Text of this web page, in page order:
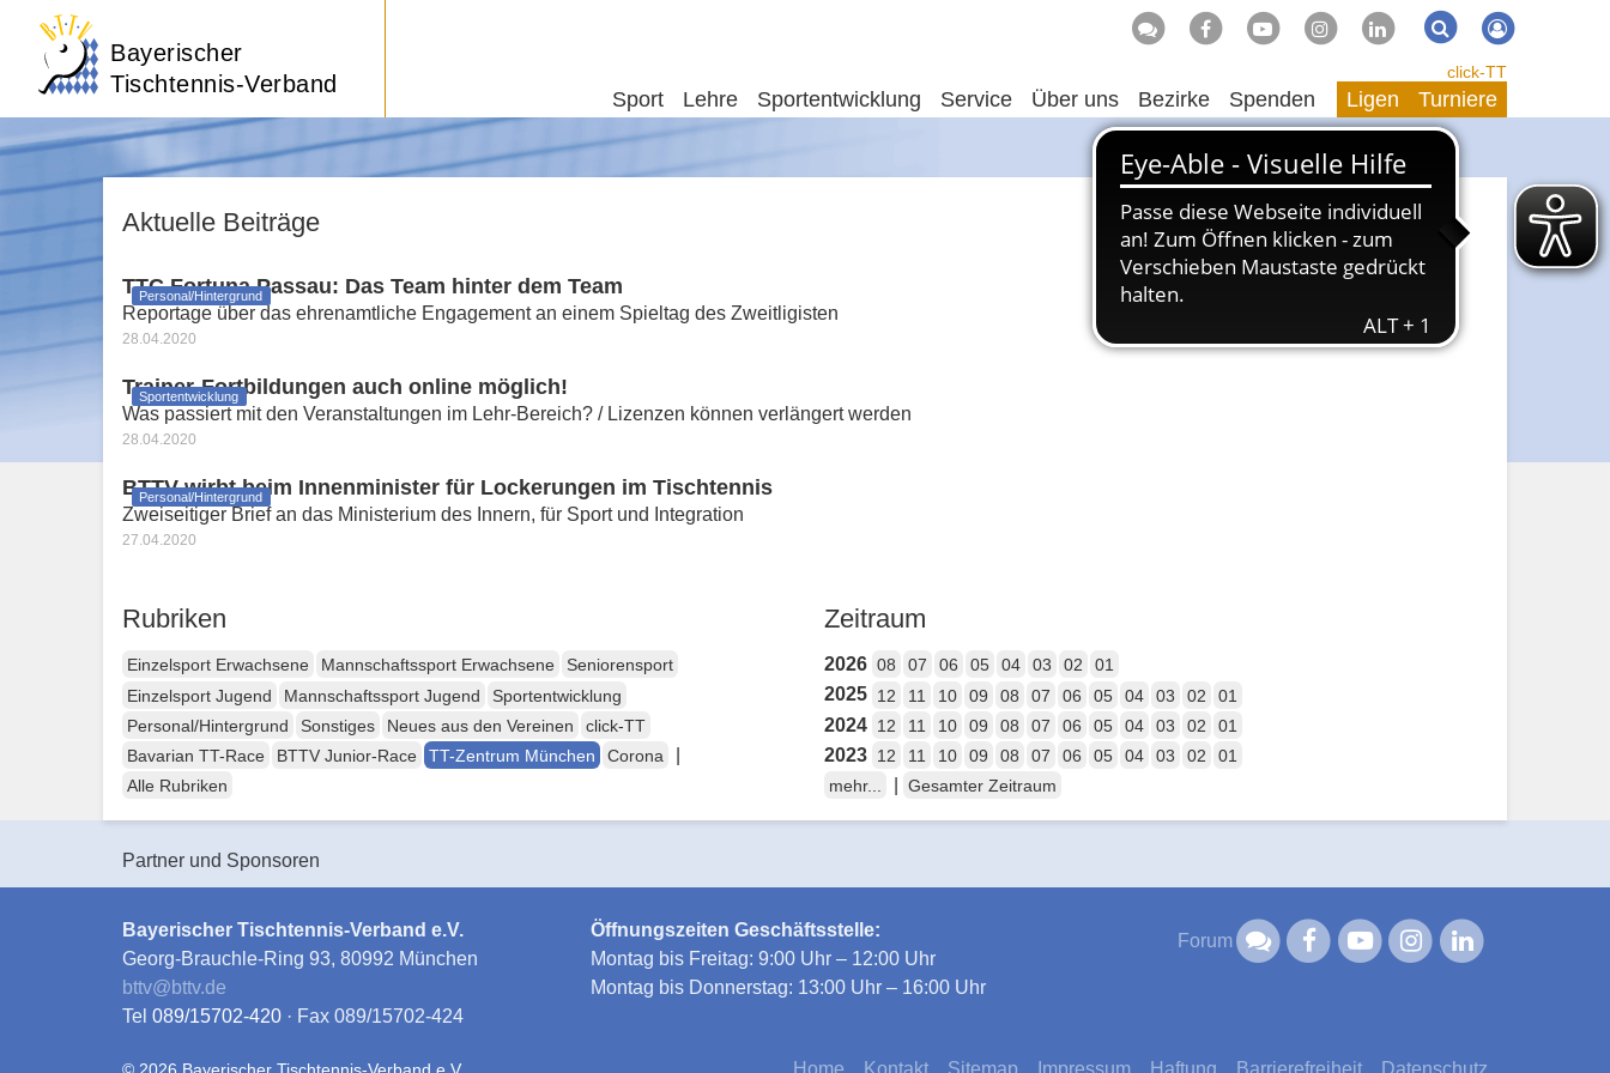
Bayerischer
Tischtennis-Verband
Suche Suchen
Sport Lehre Sportentwicklung Service Über uns Bezirke Spenden
click-TT
Ligen Turniere
Aktuelle Beiträge
Personal/Hintergrund
TTC Fortuna Passau: Das Team hinter dem Team
Reportage über das ehrenamtliche Engagement an einem Spieltag des Zweitligisten
28.04.2020
Sportentwicklung
Trainer-Fortbildungen auch online möglich!
Was passiert mit den Veranstaltungen im Lehr-Bereich? / Lizenzen können verlängert werden
28.04.2020
Personal/Hintergrund
BTTV wirbt beim Innenminister für Lockerungen im Tischtennis
Zweiseitiger Brief an das Ministerium des Innern, für Sport und Integration
27.04.2020
Rubriken
Einzelsport Erwachsene Mannschaftssport Erwachsene
Seniorensport
Einzelsport Jugend
Mannschaftssport Jugend
Sportentwicklung
Personal/Hintergrund
Sonstiges Neues aus den Vereinen
click-TT
Bavarian TT-Race
BTTV Junior-Race TT-Zentrum München Corona
Alle Rubriken
Zeitraum
2026 08 07 06 05 04 03 02 01
2025 12 11 10 09 08 07 06 05 04 03 02 01
2024 12 11 10 09 08 07 06 05 04 03 02 01
2023 12 11 10 09 08 07 06 05 04 03 02
01
mehr...
Gesamter Zeitraum
Partner und Sponsoren
Bayerischer Tischtennis-Verband e.V.
Georg-Brauchle-Ring 93, 80992 München
bttv@bttv.de
Tel 089/15702-420 · Fax 089/15702-424
Öffnungszeiten Geschäftsstelle:
Montag bis Freitag: 9:00 Uhr – 12:00 Uhr
Montag bis Donnerstag: 13:00 Uhr – 16:00 Uhr
Forum